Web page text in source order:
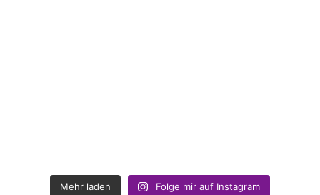
Mehr laden Folge mir auf Instagram